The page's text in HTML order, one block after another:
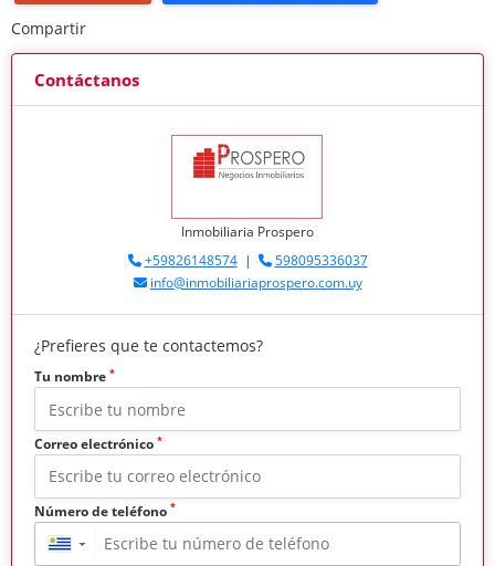
Compartir
Contáctanos
Inmobiliaria Prospero
+59826148574|
598095336037
info@inmobiliariaprospero.com.uy
¿Prefieres que te contactemos?
Tu nombre *
Correo electrónico *
Número de teléfono *
▼